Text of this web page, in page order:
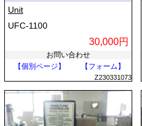
Unit
UFC-1100
30,000円
お問い合わせ
【個別ページ】
【フォーム】
Z230331073